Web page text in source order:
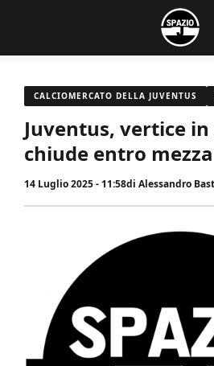
contenuto
CALCIOMERCATO DELLA JUVENTUS
Juventus, vertice in
chiude entro
14 Luglio 2025 - 11:58di Alessandro